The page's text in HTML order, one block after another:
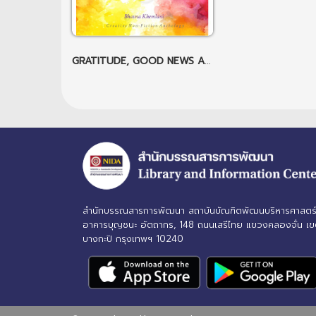
GRATITUDE, GOOD NEWS AND GUIDELINES
สำนักบรรณสารการพัฒนา สถาบันบัณฑิตพัฒนบริหารศาสตร์
อาคารบุญชนะ อัตถากร, 148 ถนนเสรีไทย แขวงคลองจั่น เ
บางกะปิ กรุงเทพฯ 10240